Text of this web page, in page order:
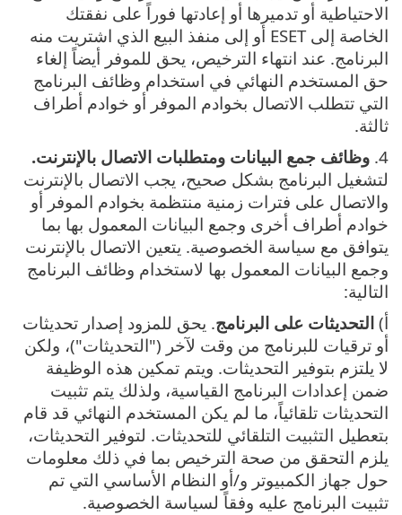
الاحتياطية أو تدميرها أو إعادتها فوراً على نفقتك
الخاصة إلى ESET أو إلى منفذ البيع الذي اشتريت منه
البرنامج. عند انتهاء الترخيص، يحق للموفر أيضاً إلغاء
حق المستخدم النهائي في استخدام وظائف البرنامج
التي تتطلب الاتصال بخوادم الموفر أو خوادم أطراف
ثالثة‎.
4. وظائف جمع البيانات ومتطلبات الاتصال بالإنترنت.
لتشغيل البرنامج بشكل صحيح، يجب الاتصال بالإنترنت
والاتصال على فترات زمنية منتظمة بخوادم الموفر أو
خوادم أطراف أخرى وجمع البيانات المعمول بها بما
يتوافق مع سياسة الخصوصية. يتعين الاتصال بالإنترنت
وجمع البيانات المعمول بها لاستخدام وظائف البرنامج
التالية:
أ) التحديثات على البرنامج. يحق للمزود إصدار تحديثات
أو ترقيات للبرنامج من وقت لآخر ("التحديثات")، ولكن
لا يلتزم بتوفير التحديثات. ويتم تمكين هذه الوظيفة
ضمن إعدادات البرنامج القياسية، ولذلك يتم تثبيت
التحديثات تلقائياً، ما لم يكن المستخدم النهائي قد قام
بتعطيل التثبيت التلقائي للتحديثات. لتوفير التحديثات،
يلزم التحقق من صحة الترخيص بما في ذلك معلومات
حول جهاز الكمبيوتر و/أو النظام الأساسي التي تم
تثبيت البرنامج عليه وفقاً لسياسة الخصوصية.